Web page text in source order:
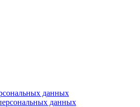
данных
данных